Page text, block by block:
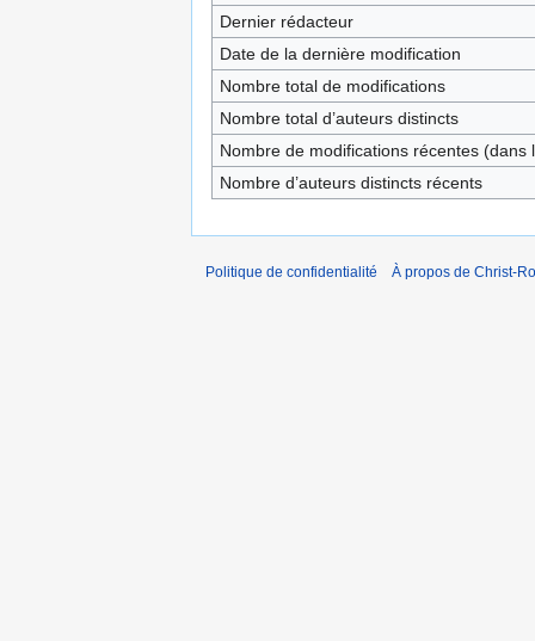
Dernier rédacteur
Date de la dernière modification
Nombre total de modifications
Nombre total d’auteurs distincts
Nombre de modifications récentes (dans
Nombre d’auteurs distincts récents
Politique de confidentialité À propos de Christ-